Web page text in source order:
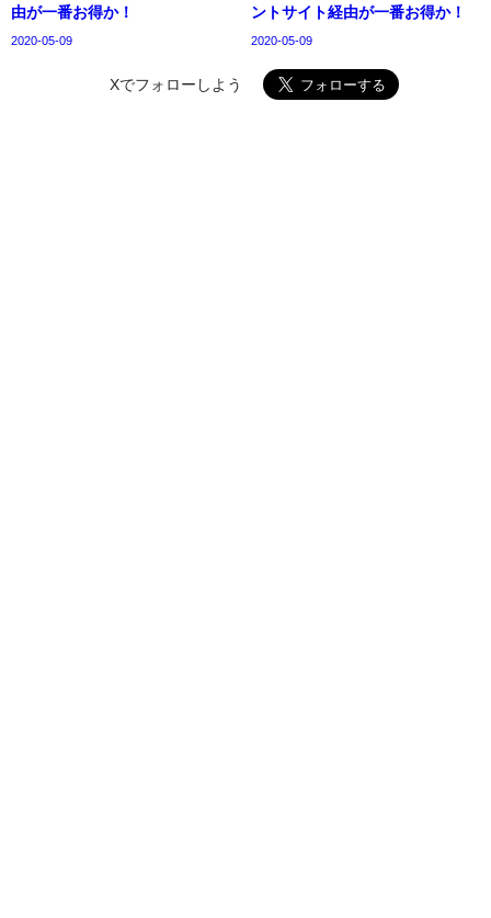
由が一番お得か！
2020-05-09
ントサイト経由が一番お得か！
2020-05-09
Xでフォローしよう